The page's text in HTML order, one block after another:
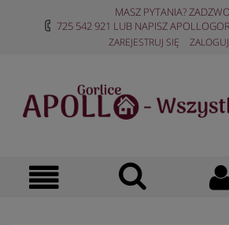
MASZ PYTANIA?
725 542 921 LUB NAPISZ
ZAREJESTRUJ SIĘ